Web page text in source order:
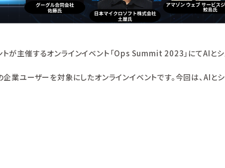
が主催するオンラインイベント「Ops Summit 2023」にてAIと
業ユーザーを対象にしたオンラインイベントです。今回は、AI